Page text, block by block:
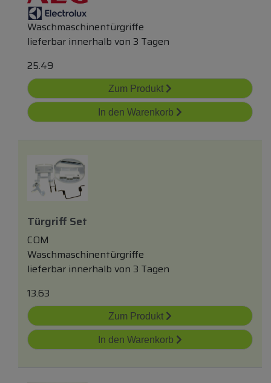
Waschmaschinentürgriffe
lieferbar innerhalb von 3 Tagen
25.49
Zum Produkt
In den Warenkorb
Türgriff Set
COM
Waschmaschinentürgriffe
lieferbar innerhalb von 3 Tagen
13.63
Zum Produkt
In den Warenkorb